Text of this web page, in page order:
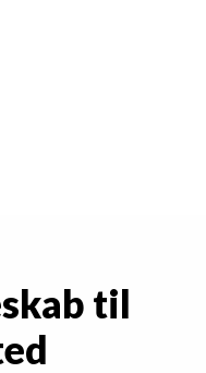
til